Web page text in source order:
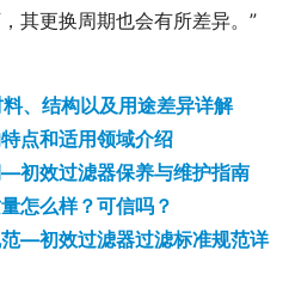
其更换周期也会有所差异。”
、结构以及用途差异详解
点和适用领域介绍
初效过滤器保养与维护指南
怎么样？可信吗？
—初效过滤器过滤标准规范详